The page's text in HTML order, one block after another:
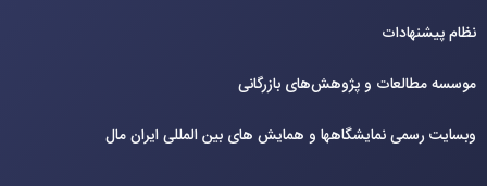
نظام پیشنهادات
موسسه مطالعات و پژوهش‌های بازرگانی
وبسایت رسمی نمایشگاهها و همایش های بین‌ المللی ایران مال